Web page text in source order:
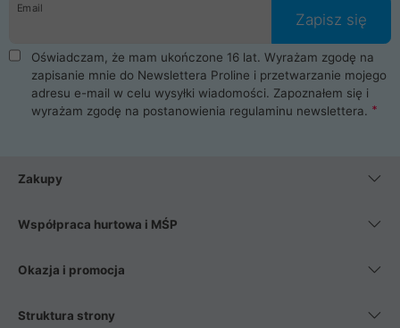
Email
Zapisz się
Oświadczam, że mam ukończone 16 lat. Wyrażam zgodę na
zapisanie mnie do Newslettera Proline i przetwarzanie mojego
adresu e-mail w celu wysyłki wiadomości. Zapoznałem się i
wyrażam zgodę na postanowienia regulaminu newslettera.
Zakupy
Współpraca hurtowa i MŚP
Okazja i promocja
Struktura strony